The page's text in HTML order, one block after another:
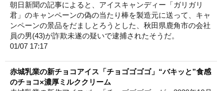
朝日新聞の記事によると、アイスキャンディー「ガリガリ
君」のキャンペーンの偽の当たり棒を製造元に送って、キャ
ンペーンの景品をだましとろうとした、秋田県鹿角市の会社
員の男(43)が詐欺未遂の疑いで逮捕されたそうだ。
01/07 17:17
赤城乳業の新チョコアイス「チョゴゴゴゴ」“バキッと”食感
のチョコ×濃厚ミルククリーム